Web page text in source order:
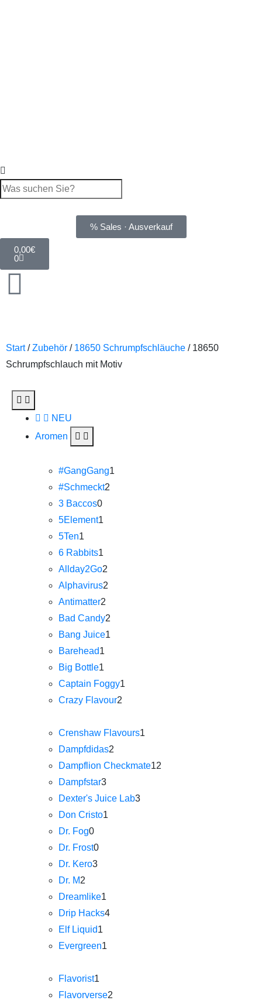
% Sales · Ausverkauf
0,00€
0
Start/Zubehör / 18650 Schrumpfschläuche / 18650
Schrumpfschlauch mit Motiv
NEU
Aromen
#GangGang1
#Schmeckt2
3 Baccos0
5Element1
5Ten1
6 Rabbits1
Allday2Go2
Alphavirus2
Antimatter2
Bad Candy2
Bang Juice1
Barehead1
Big Bottle1
Captain Foggy1
Crazy Flavour2
Crenshaw Flavours1
Dampfdidas2
Dampflion Checkmate12
Dampfstar3
Dexter's Juice Lab3
Don Cristo1
Dr. Fog0
Dr. Frost0
Dr. Kero3
Dr. M2
Dreamlike1
Drip Hacks4
Elf Liquid1
Evergreen1
Flavorist1
Flavorverse2